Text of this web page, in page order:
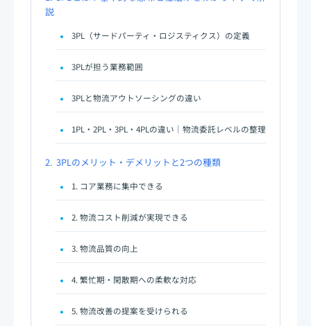
説
3PL（サードパーティ・ロジスティクス）の定義
3PLが担う業務範囲
3PLと物流アウトソーシングの違い
1PL・2PL・3PL・4PLの違い｜物流委託レベルの整理
2. 3PLのメリット・デメリットと2つの種類
1. コア業務に集中できる
2. 物流コスト削減が実現できる
3. 物流品質の向上
4. 繁忙期・閑散期への柔軟な対応
5. 物流改善の提案を受けられる